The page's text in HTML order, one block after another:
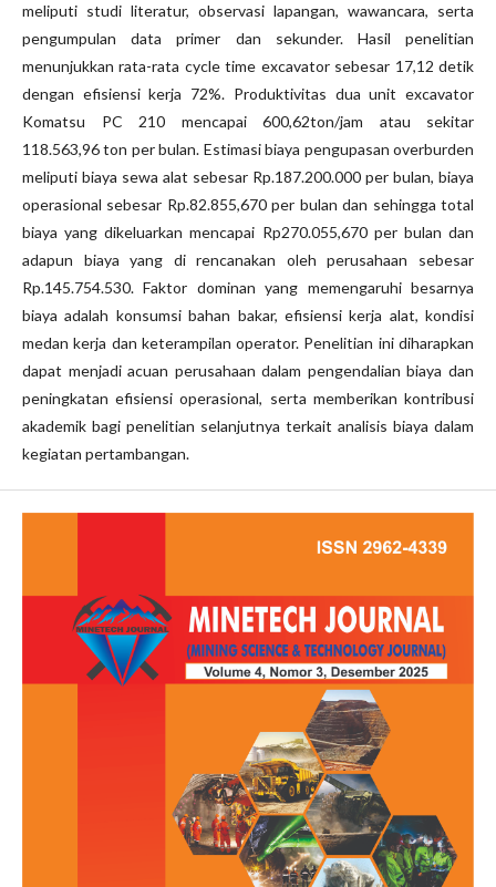
meliputi studi literatur, observasi lapangan, wawancara, serta
pengumpulan data primer dan sekunder. Hasil penelitian
menunjukkan rata-rata cycle time excavator sebesar 17,12 detik
dengan efisiensi kerja 72%. Produktivitas dua unit excavator
Komatsu PC 210 mencapai 600,62ton/jam atau sekitar
118.563,96 ton per bulan. Estimasi biaya pengupasan overburden
meliputi biaya sewa alat sebesar Rp.187.200.000 per bulan, biaya
operasional sebesar Rp.82.855,670 per bulan dan sehingga total
biaya yang dikeluarkan mencapai Rp270.055,670 per bulan dan
adapun biaya yang di rencanakan oleh perusahaan sebesar
Rp.145.754.530. Faktor dominan yang memengaruhi besarnya
biaya adalah konsumsi bahan bakar, efisiensi kerja alat, kondisi
medan kerja dan keterampilan operator. Penelitian ini diharapkan
dapat menjadi acuan perusahaan dalam pengendalian biaya dan
peningkatan efisiensi operasional, serta memberikan kontribusi
akademik bagi penelitian selanjutnya terkait analisis biaya dalam
kegiatan pertambangan.